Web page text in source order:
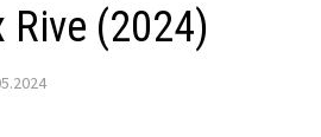
(2024)